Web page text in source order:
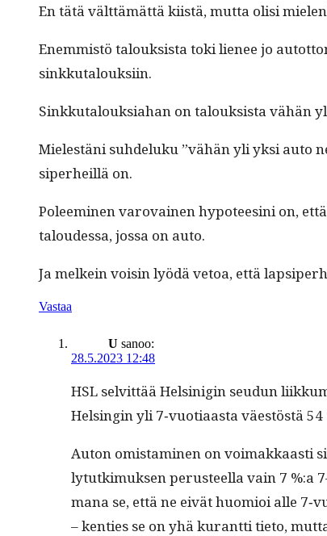
En tätä vält­tämät­tä kiistä, mut­ta olisi
Enem­mistö talouk­sista toki lie­nee jo
sinkkutalouksiin.
Sinkku­talouk­si­a­han on talouk­sista vähän
Mielestäni suhdeluku ”vähän yli yksi auto
siper­heil­lä on.
Poleem­i­nen varovainen hypo­teesi­ni on,
taloudessa, jos­sa on auto.
Ja melkein voisin lyödä vetoa, että
Vastaa
U sanoo:
28.5.2023 12:48
HSL selvit­tää Helsini­gin seudun
Helsin­gin yli 7‑vuotiaasta väestöstä
Auton omis­t­a­mi­nen on voimakkaasti
ly­tutkimuk­sen perus­teel­la vain 7 %:a
mana se, että ne eivät huomioi alle
– ken­ties se on yhä kurant­ti tieto,